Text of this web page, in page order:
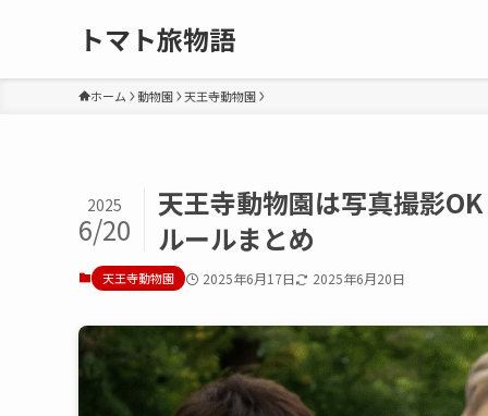
トマト旅物語
ホーム 動物園 天王寺動物園
天王寺動物園は写真撮影
ルールまとめ
2025
6/20
天王寺動物園 2025年6月17日 2025年6月20日